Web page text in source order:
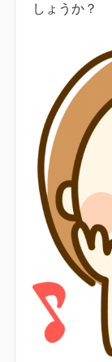
しょうか？